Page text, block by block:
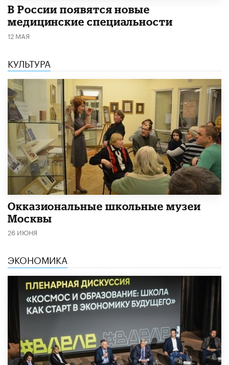
В России появятся новые
медицинские специальности
12 МАЯ
КУЛЬТУРА
​Окказиональные школьные музеи
Москвы
26 ИЮНЯ
ЭКОНОМИКА